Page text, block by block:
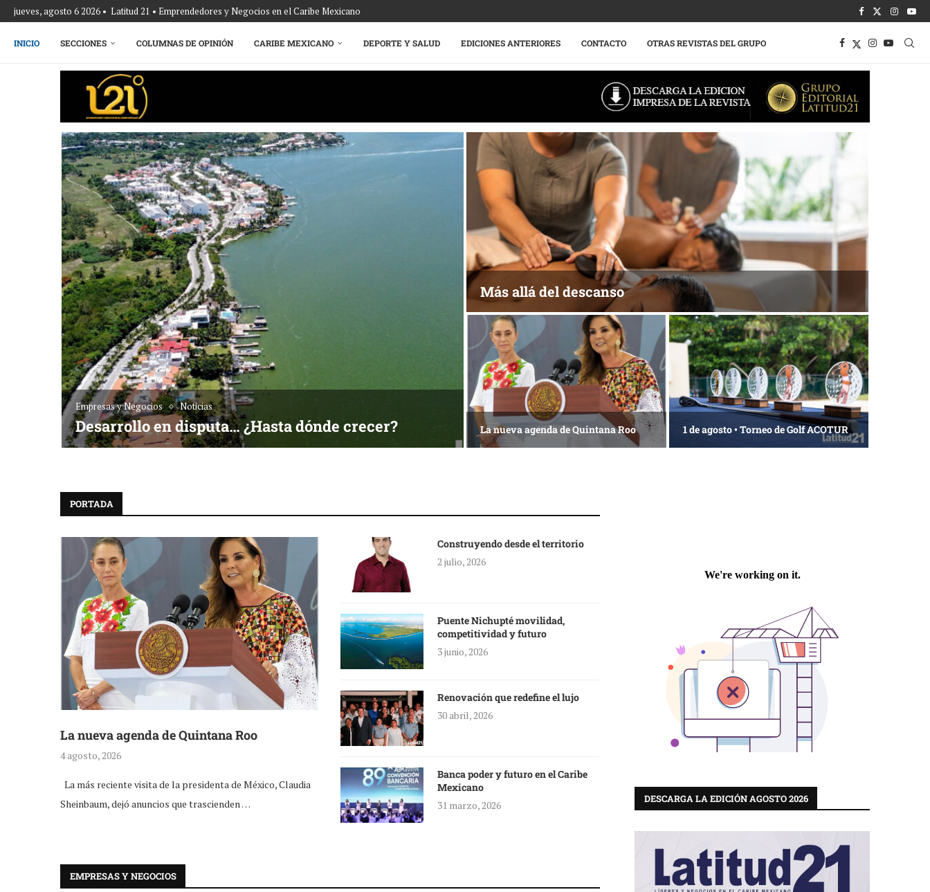
jueves, agosto 6 2026 • Latitud 21 • Emprendedores y Negocios en el Caribe Mexicano
INICIO SECCIONES COLUMNAS DE OPINIÓN CARIBE MEXICANO DEPORTE Y SALUD EDICIONES ANTERIORES CONTACTO OTRAS REVISTAS DEL GRUPO
Empresas y Negocios Noticias
Desarrollo en disputa… ¿Hasta dónde crecer?
Más allá del descanso
La nueva agenda de Quintana Roo 1 de agosto • Torneo de Golf ACOTUR
PORTADA
La nueva agenda de Quintana Roo
4 agosto, 2026
La más reciente visita de la presidenta de México, Claudia
Sheinbaum, dejó anuncios que trascienden …
Construyendo desde el territorio
2 julio, 2026
Puente Nichupté movilidad,
competitividad y futuro
3 junio, 2026
Renovación que redefine el lujo
30 abril, 2026
Banca poder y futuro en el Caribe
Mexicano
31 marzo, 2026
EMPRESAS Y NEGOCIOS
DESCARGA LA EDICIÓN AGOSTO 2026